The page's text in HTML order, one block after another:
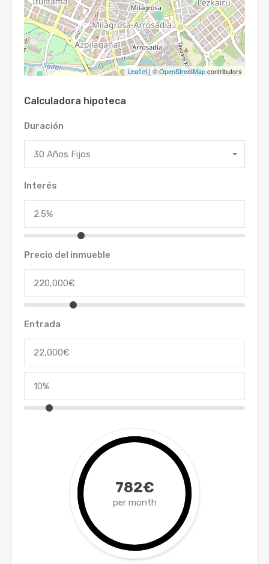
Leaflet| ©OpenStreetMapcontributors
Calculadora hipoteca
Duración
30 Años Fijos
Interés
Precio del inmueble
Entrada
782€
per month